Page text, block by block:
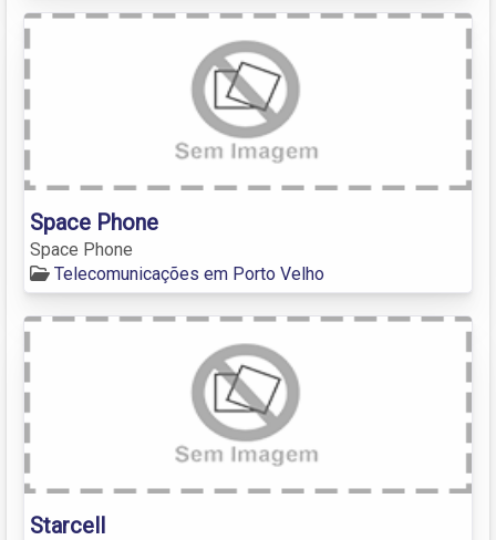
Space Phone
Space Phone
Telecomunicações em Porto Velho
Starcell